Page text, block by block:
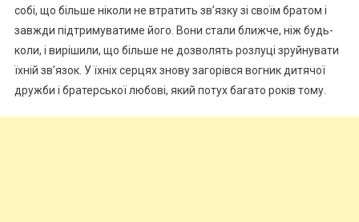
собі, що більше ніколи не втратить зв’язку зі своїм братом і
завжди підтримуватиме його. Вони стали ближче, ніж будь-
коли, і вирішили, що більше не дозволять розлуці зруйнувати
їхній зв’язок. У їхніх серцях знову загорівся вогник дитячої
дружби і братерської любові, який потух багато років тому.